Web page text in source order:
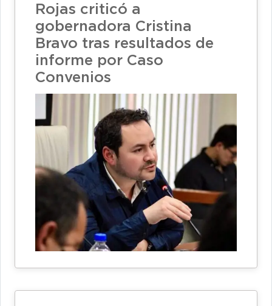
Rojas criticó a
gobernadora Cristina
Bravo tras resultados de
informe por Caso
Convenios